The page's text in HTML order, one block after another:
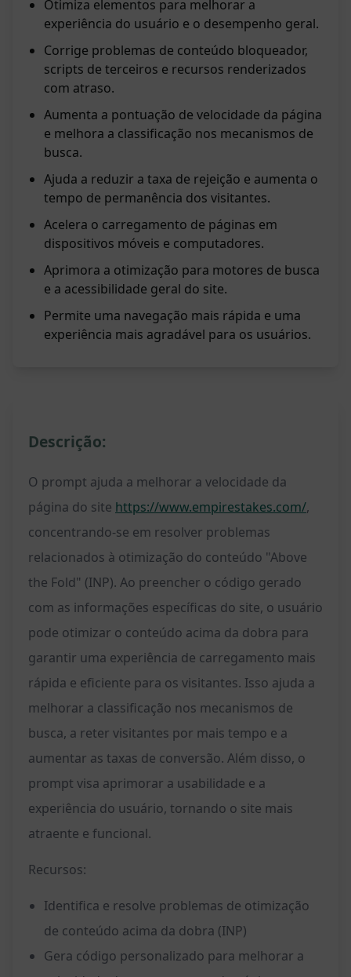
Otimiza elementos para melhorar a
experiência do usuário e o desempenho geral.
Corrige problemas de conteúdo bloqueador,
scripts de terceiros e recursos renderizados
com atraso.
Aumenta a pontuação de velocidade da página
e melhora a classificação nos mecanismos de
busca.
Ajuda a reduzir a taxa de rejeição e aumenta o
tempo de permanência dos visitantes.
Acelera o carregamento de páginas em
dispositivos móveis e computadores.
Aprimora a otimização para motores de busca
e a acessibilidade geral do site.
Permite uma navegação mais rápida e uma
experiência mais agradável para os usuários.
Descrição:
O prompt ajuda a melhorar a velocidade da
página do site https://www.empirestakes.com/,
concentrando-se em resolver problemas
relacionados à otimização do conteúdo "Above
the Fold" (INP). Ao preencher o código gerado
com as informações específicas do site, o usuário
pode otimizar o conteúdo acima da dobra para
garantir uma experiência de carregamento mais
rápida e eficiente para os visitantes. Isso ajuda a
melhorar a classificação nos mecanismos de
busca, a reter visitantes por mais tempo e a
aumentar as taxas de conversão. Além disso, o
prompt visa aprimorar a usabilidade e a
experiência do usuário, tornando o site mais
atraente e funcional.
Recursos:
Identifica e resolve problemas de otimização
de conteúdo acima da dobra (INP)
Gera código personalizado para melhorar a